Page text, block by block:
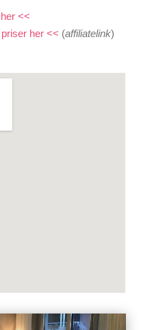
<<
her << (affiliatelink)